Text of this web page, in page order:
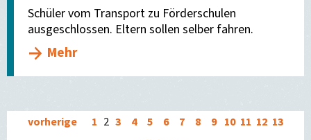
Schüler vom Transport zu Förderschulen
ausgeschlossen. Eltern sollen selber fahren.
Mehr
vorherige 1 2 3 4 5 6 7 8 9 10 11 12 13